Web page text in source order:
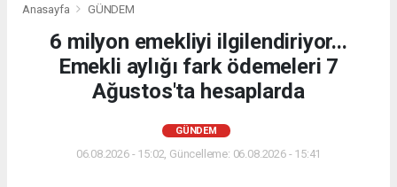
Anasayfa GÜNDEM
6 milyon emekliyi ilgilendiriyor...
Emekli aylığı fark ödemeleri 7
Ağustos'ta hesaplarda
GÜNDEM
06.08.2026 - 15:02, Güncelleme: 06.08.2026 - 15:41